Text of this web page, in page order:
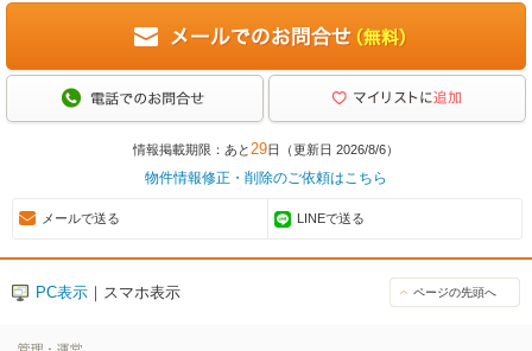
情報掲載期限：あと29日（更新日 2026/8/6）
物件情報修正・削除のご依頼はこちら
メールで送る LINEで送る
PC表示 ｜スマホ表示 ページの先頭へ